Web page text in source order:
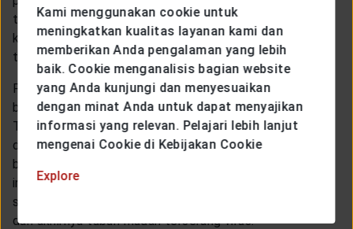
tanpa lengah. Selain itu, lakukanlah pemeriksaan
kesehatan secara berkala untuk mengetahui status
tubuhmu.
Penting juga untuk menjaga kesehatan tubuh jika kamu
berada di cluster yang risiko penularannya tinggi.
Terapkan pola hidup sehat, konsumsi makanan bergizi,
dan jangan lupa untuk mengonsumsi vitamin. Ini semua
bisa memperkuat imunitas tubuh dan membuat risiko
infeksi virus berkurang. Selain itu jaga diri agar tidak
stres karena stres juga bisa membuat imunitas rendah
dan akhirnya tubuh mudah terserang virus.
Kami menggunakan cookie untuk
meningkatkan kualitas layanan kami dan
memberikan Anda pengalaman yang lebih
baik. Cookie menganalisis bagian website
yang Anda kunjungi dan menyesuaikan
dengan minat Anda untuk dapat menyajikan
informasi yang relevan. Pelajari lebih lanjut
mengenai Cookie di Kebijakan Cookie
Explore